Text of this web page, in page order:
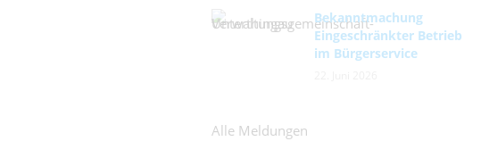
Bekanntmachung
Eingeschränkter Betrieb
im Bürgerservice
Alle Meldungen